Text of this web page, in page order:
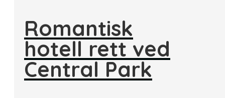
Romantisk
hotell rett ved
Central Park